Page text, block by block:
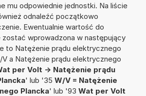
mu odpowiednie jednostki. Na liście
odnaleźć początkowo
Ewentualnie wartość do
zostać wprowadzona w następujący
to Natężenie prądu elektrycznego
V a Natężenie prądu elektrycznego
per Volt -> Natężenie prądu
' lub '35 W/V = Natężenie
Plancka' lub '93 Wat per Volt